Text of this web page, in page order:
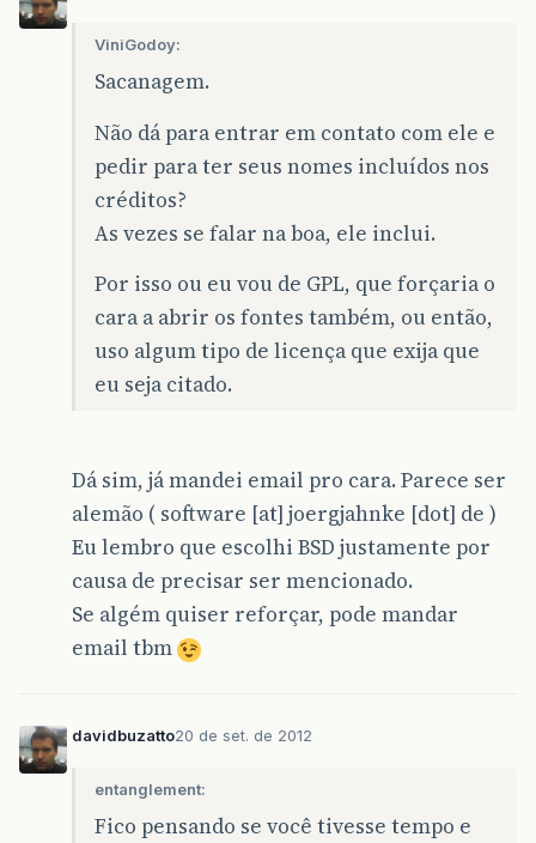
ViniGodoy:
Sacanagem.
Não dá para entrar em contato com ele e
pedir para ter seus nomes incluídos nos
créditos?
As vezes se falar na boa, ele inclui.
Por isso ou eu vou de GPL, que forçaria o
cara a abrir os fontes também, ou então,
uso algum tipo de licença que exija que
eu seja citado.
Dá sim, já mandei email pro cara. Parece ser
alemão ( software [at] joergjahnke [dot] de )
Eu lembro que escolhi BSD justamente por
causa de precisar ser mencionado.
Se algém quiser reforçar, pode mandar
email tbm
davidbuzatto20 de set. de 2012
entanglement:
Fico pensando se você tivesse tempo e